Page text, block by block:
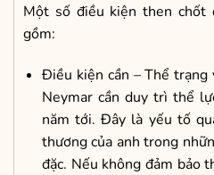
Một số điều kiện then chốt
gồm:
Điều kiện cần – Thể trạng
Neymar cần duy trì thể
năm tới. Đây là yếu tố
thương của anh trong
đặc. Nếu không đảm bảo